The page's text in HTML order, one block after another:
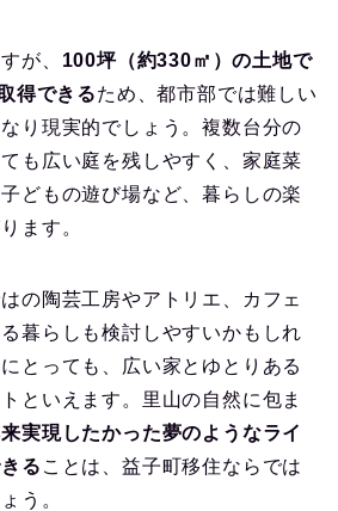
が、 100坪（約330㎡）の土地で
得できるため、都市部では難しい
り現実的でしょう。複数台分の
も広い庭を残しやすく、家庭菜
どもの遊び場など、暮らしの楽
ます。
の陶芸工房やアトリエ、カフェ
暮らしも検討しやすいかもしれ
とっても、広い家とゆとりある
といえます。里山の自然に包ま
実現したかった夢のようなライ
る ことは、益子町移住ならでは
う。